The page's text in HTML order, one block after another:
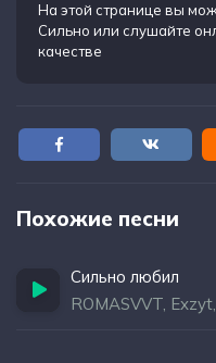
На этой странице вы
Сильно или слушайте
качестве
Похожие песни
Сильно любил
ROMASVVT,